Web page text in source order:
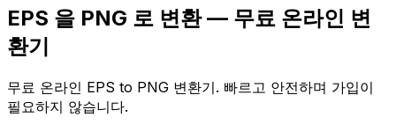
EPS 을 PNG 로 변환 — 무료 온라인 변
환기
무료 온라인 EPS to PNG 변환기. 빠르고 안전하며 가입이
필요하지 않습니다.